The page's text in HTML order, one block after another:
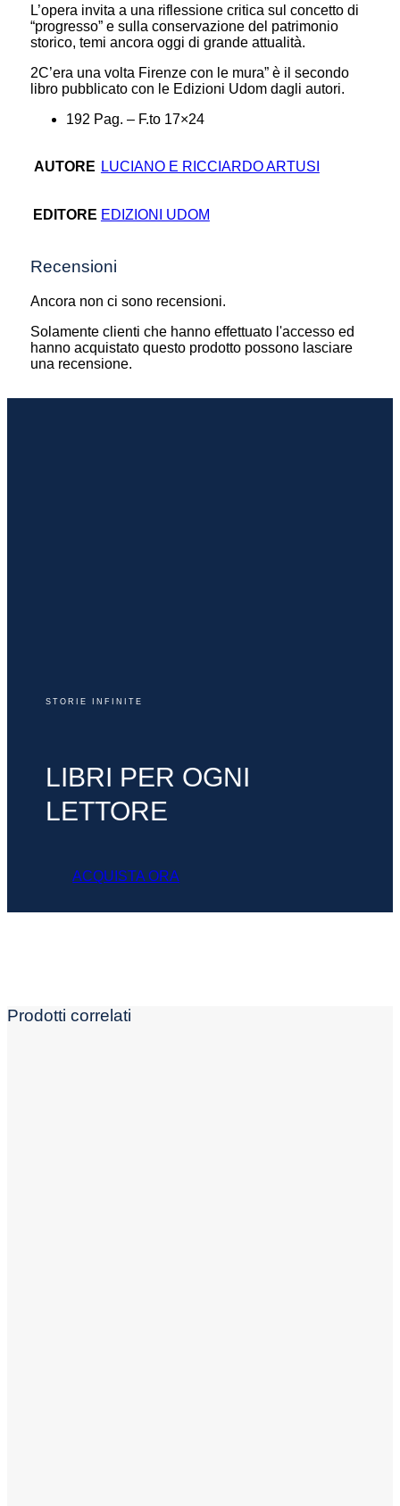
L’opera invita a una riflessione critica sul concetto di
“progresso” e sulla conservazione del patrimonio
storico, temi ancora oggi di grande attualità.
2C’era una volta Firenze con le mura” è il secondo
libro pubblicato con le Edizioni Udom dagli autori.
192 Pag. – F.to 17×24
AUTORE LUCIANO E RICCIARDO ARTUSI
EDITORE EDIZIONI UDOM
Recensioni
Ancora non ci sono recensioni.
Solamente clienti che hanno effettuato l'accesso ed
hanno acquistato questo prodotto possono lasciare
una recensione.
STORIE INFINITE
LIBRI PER OGNI
LETTORE
ACQUISTA ORA
Prodotti correlati